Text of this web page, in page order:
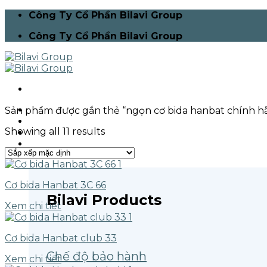
Skip
content
Công Ty Cổ Phần Bilavi Group
Công Ty Cổ Phần Bilavi Group
Trang chủ
Bilavi Pro Team
Bilavi Products
Chế độ bảo hành
Sản phẩm được gắn thẻ “ngọn cơ bida hanbat chính
Showing all 11 results
Cơ bida Hanbat 3C 66
Xem chi tiết
Cơ bida Hanbat club 33
Xem chi tiết